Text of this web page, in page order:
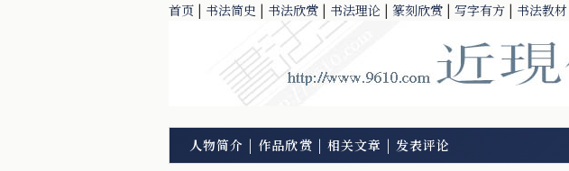
首页 | 书法简史 | 书法欣赏 | 书法理论 | 篆刻欣赏 | 写字有方 | 书法教材
人物简介 | 作品欣赏 | 相关文章 | 发表评论